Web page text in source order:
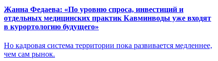
Жанна Федаева: «По уровню спроса, инвестиций и
отдельных медицинских практик Кавминводы уже входят
в курортологию будущего»
Но кадровая система территории пока развивается медленнее,
чем сам рынок.